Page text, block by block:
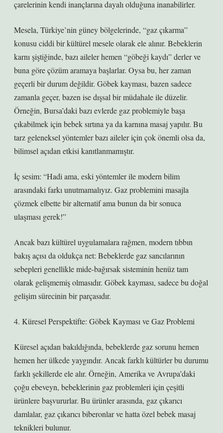
çarelerinin kendi inançlarına dayalı olduğuna inanabilirler.
Mesela, Türkiye’nin güney bölgelerinde, “gaz çıkarma”
konusu ciddi bir kültürel mesele olarak ele alınır. Bebeklerin
karnı şiştiğinde, bazı aileler hemen “göbeği kaydı” derler ve
buna göre çözüm aramaya başlarlar. Oysa bu, her zaman
geçerli bir durum değildir. Göbek kayması, bazen sadece
zamanla geçer, bazen ise dışsal bir müdahale ile düzelir.
Örneğin, Bursa’daki bazı evlerde gaz problemiyle başa
çıkabilmek için bebek sırtına ya da karnına masaj yapılır. Bu
tarz geleneksel yöntemler bazı aileler için çok önemli olsa da,
bilimsel açıdan etkisi kanıtlanmamıştır.
İç sesim: “Hadi ama, eski yöntemler ile modern bilim
arasındaki farkı unutmamalıyız. Gaz problemini masajla
çözmek elbette bir alternatif ama bunun da bir sonuca
ulaşması gerek!”
Ancak bazı kültürel uygulamalara rağmen, modern tıbbın
bakış açısı da oldukça net: Bebeklerde gaz sancılarının
sebepleri genellikle mide-bağırsak sisteminin henüz tam
olarak gelişmemiş olmasıdır. Göbek kayması, sadece bu doğal
gelişim sürecinin bir parçasıdır.
4. Küresel Perspektifte: Göbek Kayması ve Gaz Problemi
Küresel açıdan bakıldığında, bebeklerde gaz sorunu hemen
hemen her ülkede yaygındır. Ancak farklı kültürler bu durumu
farklı şekillerde ele alır. Örneğin, Amerika ve Avrupa’daki
çoğu ebeveyn, bebeklerinin gaz problemleri için çeşitli
ürünlere başvururlar. Bu ürünler arasında, gaz çıkarıcı
damlalar, gaz çıkarıcı biberonlar ve hatta özel bebek masaj
teknikleri bulunur.